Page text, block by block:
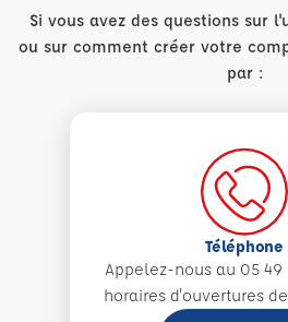
Si vous avez des questions sur
ou sur comment créer votre
par :
Téléphone
Appelez-nous au 05 49
horaires d'ouvertures